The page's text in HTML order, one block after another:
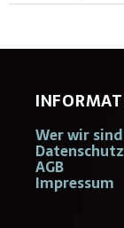
Wer wir sind
Datenschutz
AGB
Impressum